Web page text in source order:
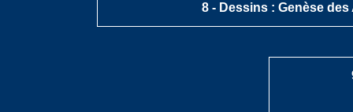
8 - Dessins : Genèse